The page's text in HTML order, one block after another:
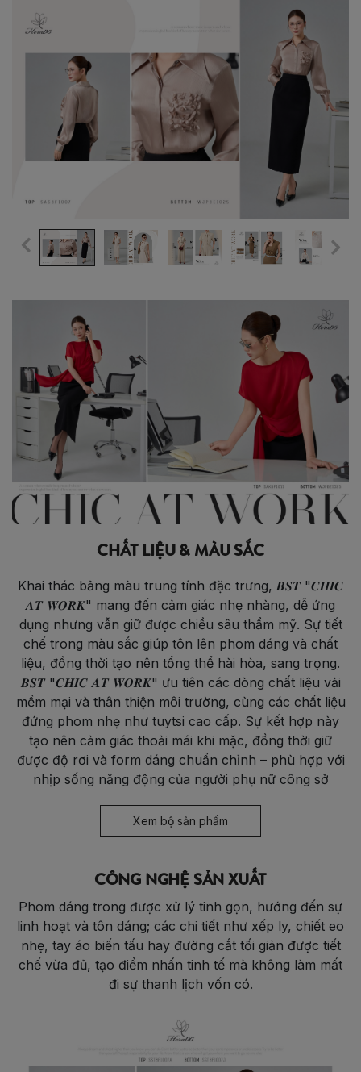
CHẤT LIỆU & MÀU SẮC
Khai thác bảng màu trung tính đặc trưng, 𝑩𝑺𝑻 "𝑪𝑯𝑰𝑪
𝑨𝑻 𝑾𝑶𝑹𝑲" mang đến cảm giác nhẹ nhàng, dễ ứng
dụng nhưng vẫn giữ được chiều sâu thẩm mỹ. Sự tiết
chế trong màu sắc giúp tôn lên phom dáng và chất
liệu, đồng thời tạo nên tổng thể hài hòa, sang trọng.
𝑩𝑺𝑻 "𝑪𝑯𝑰𝑪 𝑨𝑻 𝑾𝑶𝑹𝑲" ưu tiên các dòng chất liệu vải
mềm mại và thân thiện môi trường, cùng các chất liệu
đứng phom nhẹ như tuytsi cao cấp. Sự kết hợp này
tạo nên cảm giác thoải mái khi mặc, đồng thời giữ
được độ rơi và form dáng chuẩn chỉnh – phù hợp với
nhịp sống năng động của người phụ nữ công sở
Xem bộ sản phẩm
CÔNG NGHỆ SẢN XUẤT
Phom dáng trong được xử lý tinh gọn, hướng đến sự
linh hoạt và tôn dáng; các chi tiết như xếp ly, chiết eo
nhẹ, tay áo biến tấu hay đường cắt tối giản được tiết
chế vừa đủ, tạo điểm nhấn tinh tế mà không làm mất
đi sự thanh lịch vốn có.